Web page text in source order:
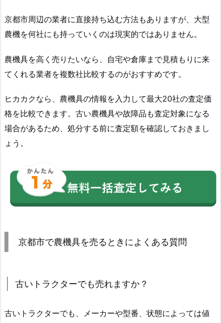
京都市周辺の業者に直接持ち込む方法もありますが、大型
農機を何社にも持っていくのは現実的ではありません。
農機具を高く売りたいなら、自宅や倉庫まで見積もりに来
てくれる業者を複数社比較するのがおすすめです。
ヒカカクなら、農機具の情報を入力して最大20社の査定価
格を比較できます。古い農機具や故障品も査定対象になる
場合があるため、処分する前に査定額を確認しておきまし
ょう。
京都市で農機具を売るときによくある質問
古いトラクターでも売れますか？
古いトラクターでも、メーカーや型番、状態によっては値